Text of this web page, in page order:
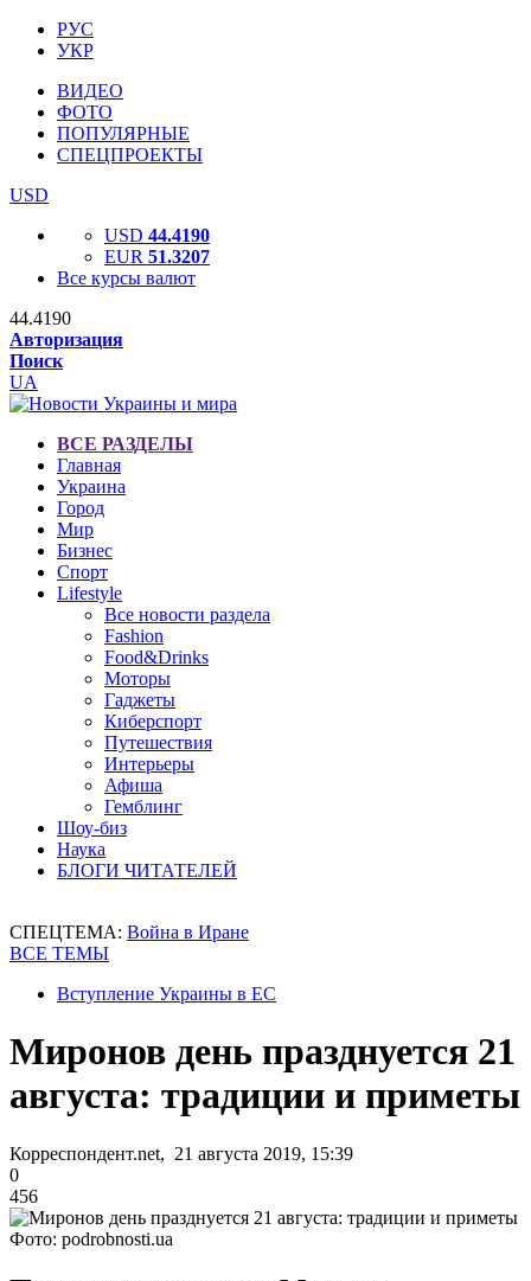
РУС
УКР
ВИДЕО
ФОТО
ПОПУЛЯРНЫЕ
СПЕЦПРОЕКТЫ
USD
USD 44.4190
EUR 51.3207
Все курсы валют
44.4190
Авторизация
Поиск
UA
ВСЕ РАЗДЕЛЫ
Главная
Украина
Город
Мир
Бизнес
Спорт
Lifestyle
Все новости раздела
Fashion
Food&Drinks
Моторы
Гаджеты
Киберспорт
Путешествия
Интерьеры
Афиша
Гемблинг
Шоу-биз
Наука
БЛОГИ ЧИТАТЕЛЕЙ
СПЕЦТЕМА: Война в Иране
ВСЕ ТЕМЫ
Вступление Украины в ЕС
Миронов день празднуется 21
августа: традиции и приметы
Корреспондент.net, 21 августа 2019, 15:39
0
456
Фото: podrobnosti.ua